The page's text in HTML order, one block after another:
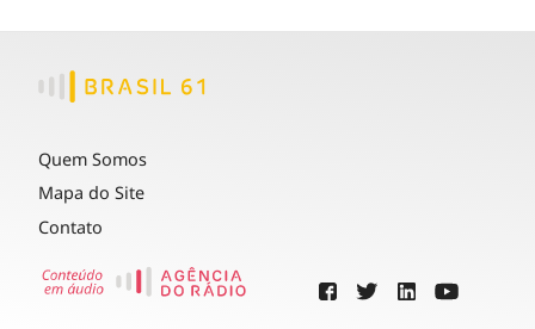
Quem Somos
Mapa do Site
Contato